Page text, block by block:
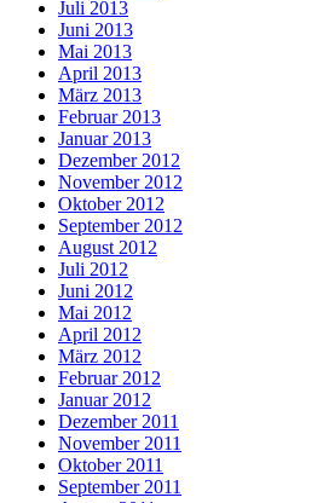
Juli 2013
Juni 2013
Mai 2013
April 2013
März 2013
Februar 2013
Januar 2013
Dezember 2012
November 2012
Oktober 2012
September 2012
August 2012
Juli 2012
Juni 2012
Mai 2012
April 2012
März 2012
Februar 2012
Januar 2012
Dezember 2011
November 2011
Oktober 2011
September 2011